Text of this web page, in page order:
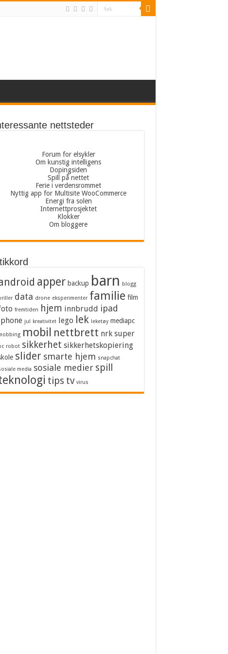
nettsteder
Forum for elsykler
Om kunstig intelligens
Dopingsiden
Spill på nettet
Ferie i verdensrommet
Nyttig app for Multisite WooCommerce
Energi fra solen
Internettprosjektet
Klokker
Om bloggere
apper backup barn blogg
data drone eksperimenter familie film
fremtiden hjem innbrudd ipad
jul kreativitet lego lek leketøy mediapc
mobil nettbrett nrk super
robot sikkerhet sikkerhetskopiering
slider smarte hjem snapchat
media sosiale medier spill
tips tv virus